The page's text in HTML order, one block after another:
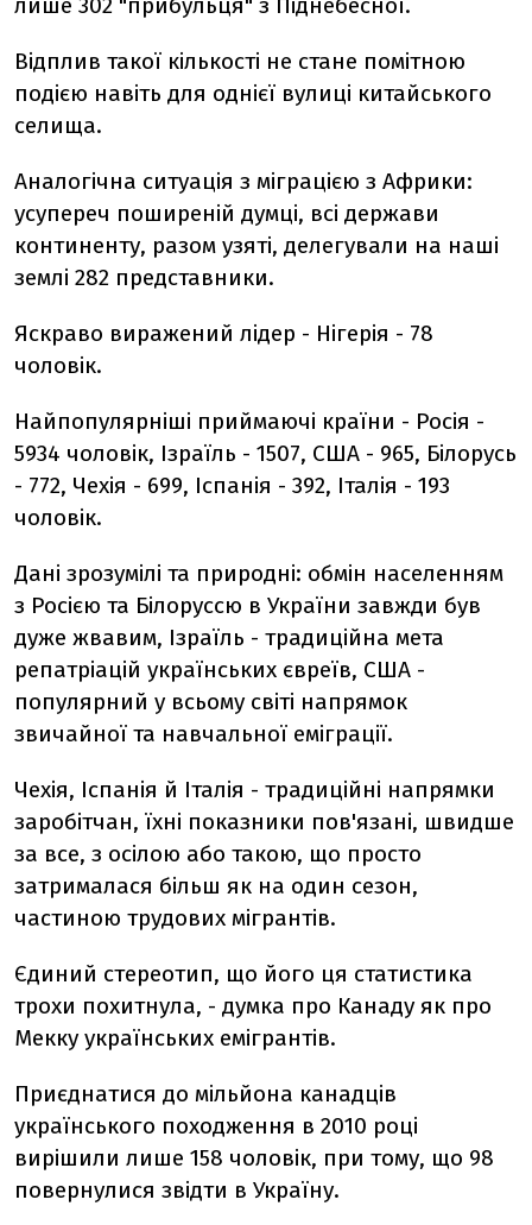
Відплив такої кількості не стане помітною
подією навіть для однієї вулиці китайського
селища.
Аналогічна ситуація з міграцією з Африки:
усупереч поширеній думці, всі держави
континенту, разом узяті, делегували на наші
землі 282 представники.
Яскраво виражений лідер - Нігерія - 78
чоловік.
Найпопулярніші приймаючі країни - Росія -
5934 чоловік, Ізраїль - 1507, США - 965, Білорусь
- 772, Чехія - 699, Іспанія - 392, Італія - 193
чоловік.
Дані зрозумілі та природні: обмін населенням
з Росією та Білоруссю в України завжди був
дуже жвавим, Ізраїль - традиційна мета
репатріацій українських євреїв, США -
популярний у всьому світі напрямок
звичайної та навчальної еміграції.
Чехія, Іспанія й Італія - традиційні напрямки
заробітчан, їхні показники пов'язані, швидше
за все, з осілою або такою, що просто
затрималася більш як на один сезон,
частиною трудових мігрантів.
Єдиний стереотип, що його ця статистика
трохи похитнула, - думка про Канаду як про
Мекку українських емігрантів.
Приєднатися до мільйона канадців
українського походження в 2010 році
вирішили лише 158 чоловік, при тому, що 98
повернулися звідти в Україну.